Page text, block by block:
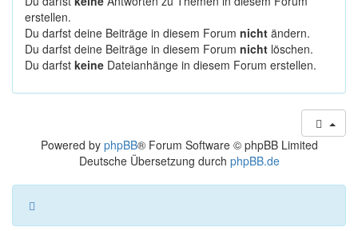
erstellen.
Du darfst deine Beiträge in diesem Forum nicht ändern.
Du darfst deine Beiträge in diesem Forum nicht löschen.
Du darfst keine Dateianhänge in diesem Forum erstellen.
Powered by phpBB® Forum Software © phpBB Limited
Deutsche Übersetzung durch phpBB.de